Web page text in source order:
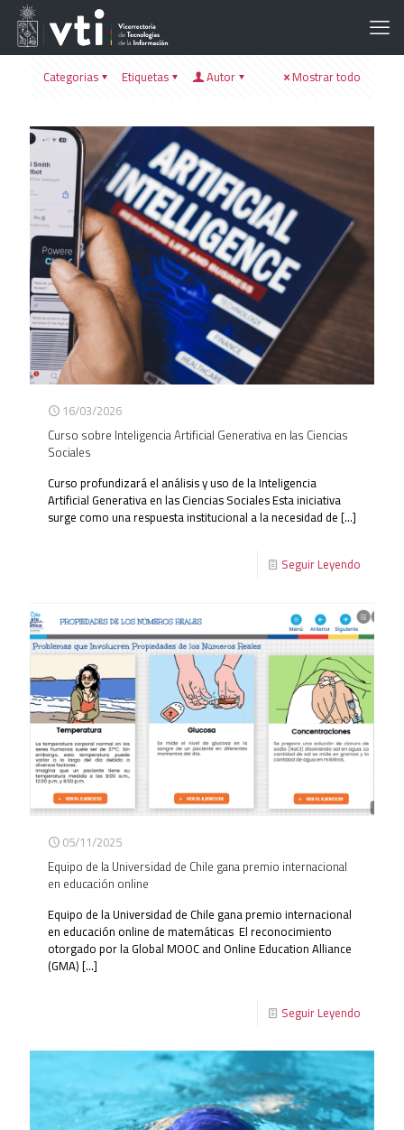
Categorias Etiquetas Autor Mostrar todo
16/03/2026
Curso sobre Inteligencia Artificial Generativa en las Ciencias
Sociales
Curso profundizará el análisis y uso de la Inteligencia
Artificial Generativa en las Ciencias Sociales Esta iniciativa
surge como una respuesta institucional a la necesidad de[…]
Seguir Leyendo
05/11/2025
Equipo de la Universidad de Chile gana premio internacional
en educación online
Equipo de la Universidad de Chile gana premio internacional
en educación online de matemáticas El reconocimiento
otorgado por la Global MOOC and Online Education Alliance
(GMA)[…]
Seguir Leyendo